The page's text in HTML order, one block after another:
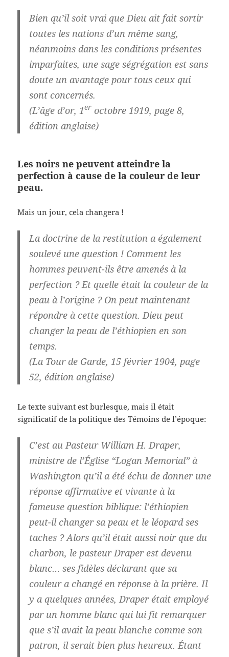
Bien qu’il soit vrai que Dieu ait fait sortir
toutes les nations d’un même sang,
néanmoins dans les conditions présentes
imparfaites, une sage ségrégation est sans
doute un avantage pour tous ceux qui
sont concernés.
(L’âge d’or, 1eroctobre 1919, page 8,
édition anglaise)
Les noirs ne peuvent atteindre la
perfection à cause de la couleur de leur
peau.
Mais un jour, cela changera !
La doctrine de la restitution a également
soulevé une question ! Comment les
hommes peuvent-ils être amenés à la
perfection ? Et quelle était la couleur de la
peau à l’origine ? On peut maintenant
répondre à cette question. Dieu peut
changer la peau de l’éthiopien en son
temps.
(La Tour de Garde, 15 février 1904, page
52, édition anglaise)
Le texte suivant est burlesque, mais il était
significatif de la politique des Témoins de l’époque:
C’est au Pasteur William H. Draper,
ministre de l’Église “Logan Memorial” à
Washington qu’il a été échu de donner une
réponse affirmative et vivante à la
fameuse question biblique: l’éthiopien
peut-il changer sa peau et le léopard ses
taches ? Alors qu’il était aussi noir que du
charbon, le pasteur Draper est devenu
blanc… ses fidèles déclarant que sa
couleur a changé en réponse à la prière. Il
y a quelques années, Draper était employé
par un homme blanc qui lui fit remarquer
que s’il avait la peau blanche comme son
patron, il serait bien plus heureux. Étant